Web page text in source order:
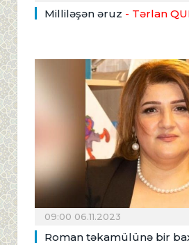
Milliləşən əruz - Tərlan
09:00 06.11.2023
Roman təkamülünə bir